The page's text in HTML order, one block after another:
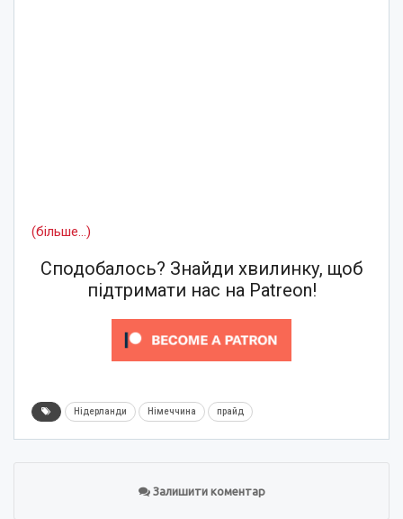
(більше…)
Сподобалось? Знайди хвилинку, щоб
підтримати нас на Patreon!
Нідерланди Німеччина прайд
Залишити коментар